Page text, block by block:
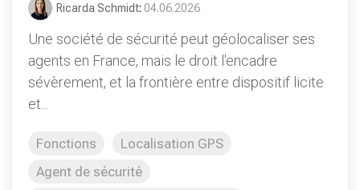
Ricarda Schmidt: 04.06.2026
Une société de sécurité peut géolocaliser ses
agents en France, mais le droit l'encadre
sévèrement, et la frontière entre dispositif licite
et...
Fonctions
Localisation GPS
Agent de sécurité